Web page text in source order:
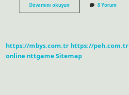
Devamını okuyunKız
Gibi
8 Yorum
https://mbys.com.tr https://peh.com.tr
online nttgame Sitemap